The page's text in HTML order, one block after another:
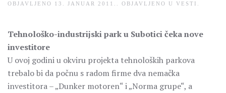
OBJAVLJENO 13. JANUAR 2011. . OBJAVLJENO U VESTI
Tehnološko-industrijski park u Subotici čeka nove
investitore
U ovoj godini u okviru projekta tehnoloških parkova
trebalo bi da počnu s radom firme dva nemačka
investitora – „Dunker motoren“ i „Norma grupe“, a